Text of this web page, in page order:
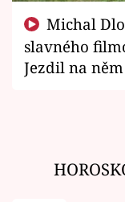
slavného
Jezdil na